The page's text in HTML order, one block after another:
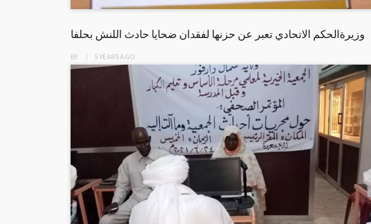
وزيرةالحكم الاتحادي تعبر عن حزنها لفقدان ضحايا حادث اللنش بحلفا
BY 5 YEARSAGO